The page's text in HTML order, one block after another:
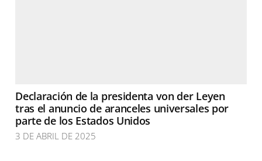
Declaración de la presidenta von der Leyen
tras el anuncio de aranceles universales por
parte de los Estados Unidos
3 DE ABRIL DE 2025